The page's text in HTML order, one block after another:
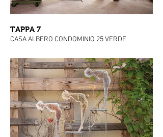
TAPPA 7
CASA ALBERO CONDOMINIO 25 VERDE